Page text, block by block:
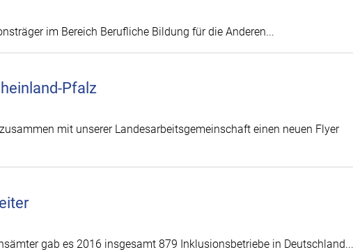
im Bereich Berufliche Bildung für die Anderen...
Pfalz
mit unserer Landesarbeitsgemeinschaft einen neuen Flyer
gab es 2016 insgesamt 879 Inklusionsbetriebe in Deutschland...